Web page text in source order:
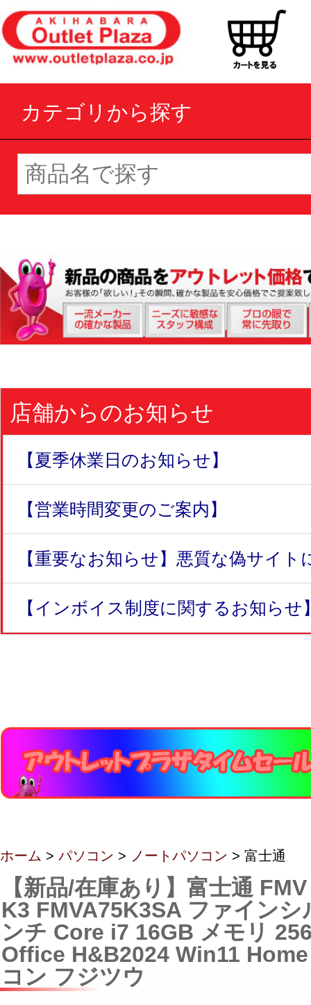
カテゴリから探す
店舗からのお知らせ
【夏季休業日のお知らせ】
【営業時間変更のご案内】
【重要なお知らせ】悪質な偽サイト
【インボイス制度に関するお知らせ
ホーム > パソコン > ノートパソコン > 富士通
【新品/在庫あり】富士通
K3 FMVA75K3SA ファインシ
ンチ Core i7 16GB メモリ
Office H&B2024 Win11
コン フジツウ